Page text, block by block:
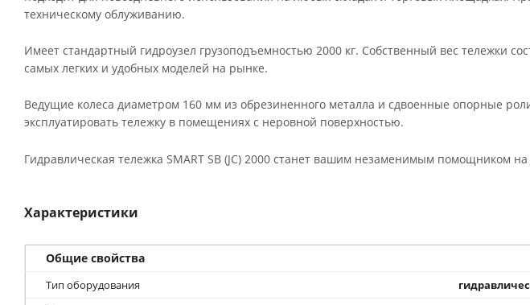
техническому облуживанию.
Имеет стандартный гидроузел грузоподъемностью 2000 кг. Собственный вес тележки
самых легких и удобных моделей на рынке.
Ведущие колеса диаметром 160 мм из обрезиненного металла и сдвоенные опорные
эксплуатировать тележку в помещениях с неровной поверхностью.
Гидравлическая тележка SMART SB (JC) 2000 станет вашим незаменимым помощником на
Характеристики
Общие свойства
Тип оборудования